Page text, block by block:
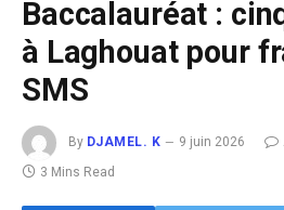
Baccalauréat :
à Laghouat pour
SMS
By DJAMEL. K 9 juin 2026
3 Mins Read